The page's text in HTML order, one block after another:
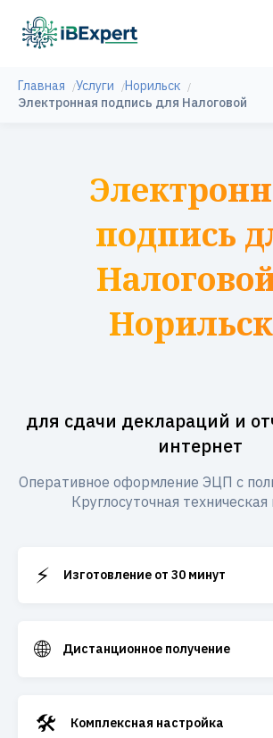
Главная Услуги
Норильск
Электронная подпись для Налоговой
подпись
для сдачи деклараций и
интернет
Оперативное оформление ЭЦП с
Круглосуточная
⚡ Изготовление от 30 минут
🌐 Дистанционное получение
🛠️ Комплексная настройка